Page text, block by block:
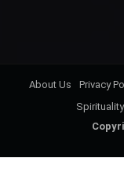
About Us Privacy
Spirituality